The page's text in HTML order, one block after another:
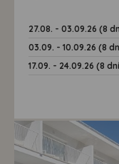
27.08. - 03.09.26 (8
03.09. - 10.09.26 (8
17.09. - 24.09.26 (8